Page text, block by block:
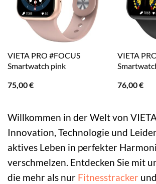
VIETA PRO #FOCUS
Smartwatch pink
75,00€
VIETA
76,00€
Willkommen in der Welt von
Innovation, Technologie und
aktives Leben in perfekter
verschmelzen. Entdecken Sie mit
die mehr als nur Fitnesstracker und